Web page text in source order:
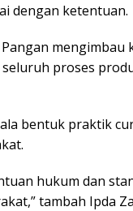
dengan ketentuan.
mengimbau
proses
bentuk praktik
hukum dan
tambah Ipda